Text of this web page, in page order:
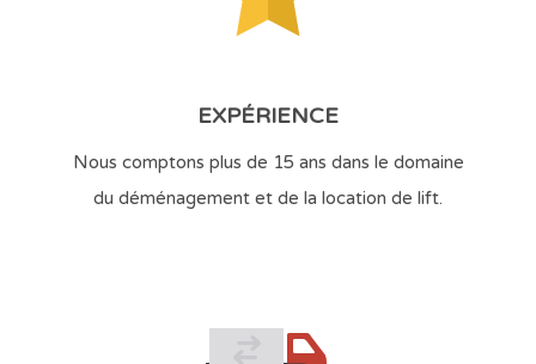
EXPÉRIENCE
Nous comptons plus de 15 ans dans le domaine
du déménagement et de la location de lift.